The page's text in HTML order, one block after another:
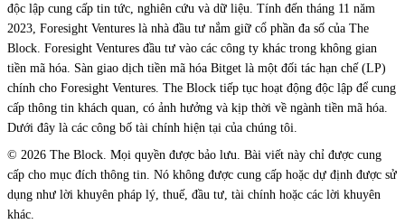
độc lập cung cấp tin tức, nghiên cứu và dữ liệu. Tính đến tháng 11 năm
2023, Foresight Ventures là nhà đầu tư nắm giữ cổ phần đa số của The
Block. Foresight Ventures đầu tư vào các công ty khác trong không gian
tiền mã hóa. Sàn giao dịch tiền mã hóa Bitget là một đối tác hạn chế (LP)
chính cho Foresight Ventures. The Block tiếp tục hoạt động độc lập để cung
cấp thông tin khách quan, có ảnh hưởng và kịp thời về ngành tiền mã hóa.
Dưới đây là các công bố tài chính hiện tại của chúng tôi.
© 2026 The Block. Mọi quyền được bảo lưu. Bài viết này chỉ được cung
cấp cho mục đích thông tin. Nó không được cung cấp hoặc dự định được sử
dụng như lời khuyên pháp lý, thuế, đầu tư, tài chính hoặc các lời khuyên
khác.